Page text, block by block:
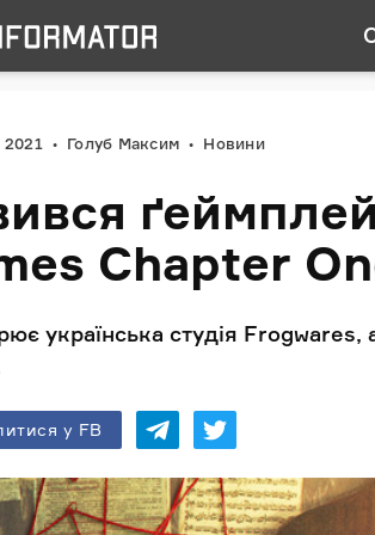
Голуб Максим Новини
Chapter
українська студія
у FB